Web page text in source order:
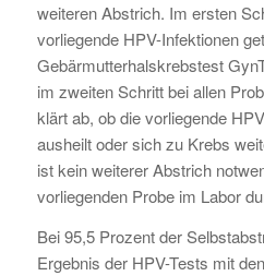
weiteren Abstrich. Im ersten
vorliegende HPV-Infektionen
Gebärmutterhalskrebstest
im zweiten Schritt bei allen
klärt ab, ob die vorliegende
ausheilt oder sich zu Krebs
ist kein weiterer Abstrich
vorliegenden Probe im Labor
Bei 95,5 Prozent der
Ergebnis der HPV-Tests mit